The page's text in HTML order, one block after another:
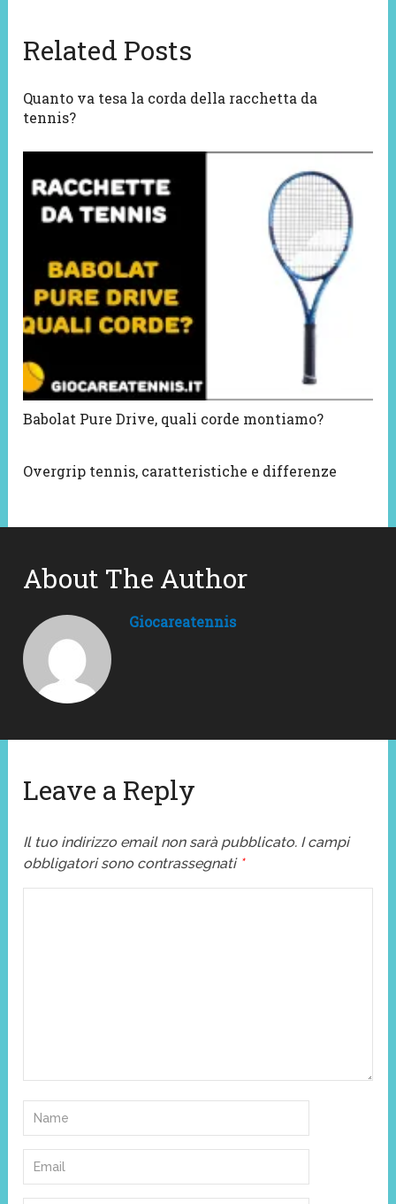
Related Posts
Quanto va tesa la corda della racchetta da
tennis?
Babolat Pure Drive, quali corde montiamo?
Overgrip tennis, caratteristiche e differenze
About The Author
Giocareatennis
Leave a Reply
Il tuo indirizzo email non sarà pubblicato. I campi
obbligatori sono contrassegnati *